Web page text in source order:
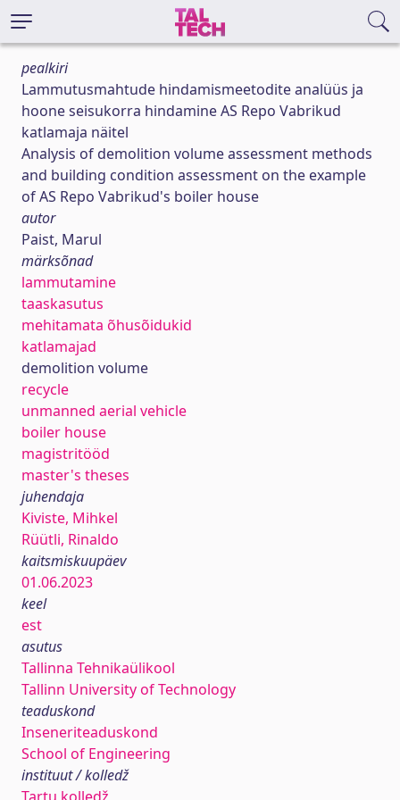
pealkiri
Lammutusmahtude hindamismeetodite analüüs ja
hoone seisukorra hindamine AS Repo Vabrikud
katlamaja näitel
Analysis of demolition volume assessment methods
and building condition assessment on the example
of AS Repo Vabrikud's boiler house
autor
Paist, Marul
märksõnad
lammutamine
taaskasutus
mehitamata õhusõidukid
katlamajad
demolition volume
recycle
unmanned aerial vehicle
boiler house
magistritööd
master's theses
juhendaja
Kiviste, Mihkel
Rüütli, Rinaldo
kaitsmiskuupäev
01.06.2023
keel
est
asutus
Tallinna Tehnikaülikool
Tallinn University of Technology
teaduskond
Inseneriteaduskond
School of Engineering
instituut / kolledž